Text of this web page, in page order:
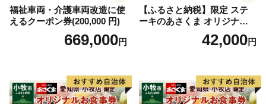
福祉車両・介護車両改造に使
えるクーポン券(200,000 円)
669,000円
【ふるさと納税】限定 ステ
ーキのあさくま オリジナル
お食事券 12000円 お好きなメ
ニュー 好きなだけ コーンス
県 小牧店 小牧市 チケット 送
料無料
42,000円